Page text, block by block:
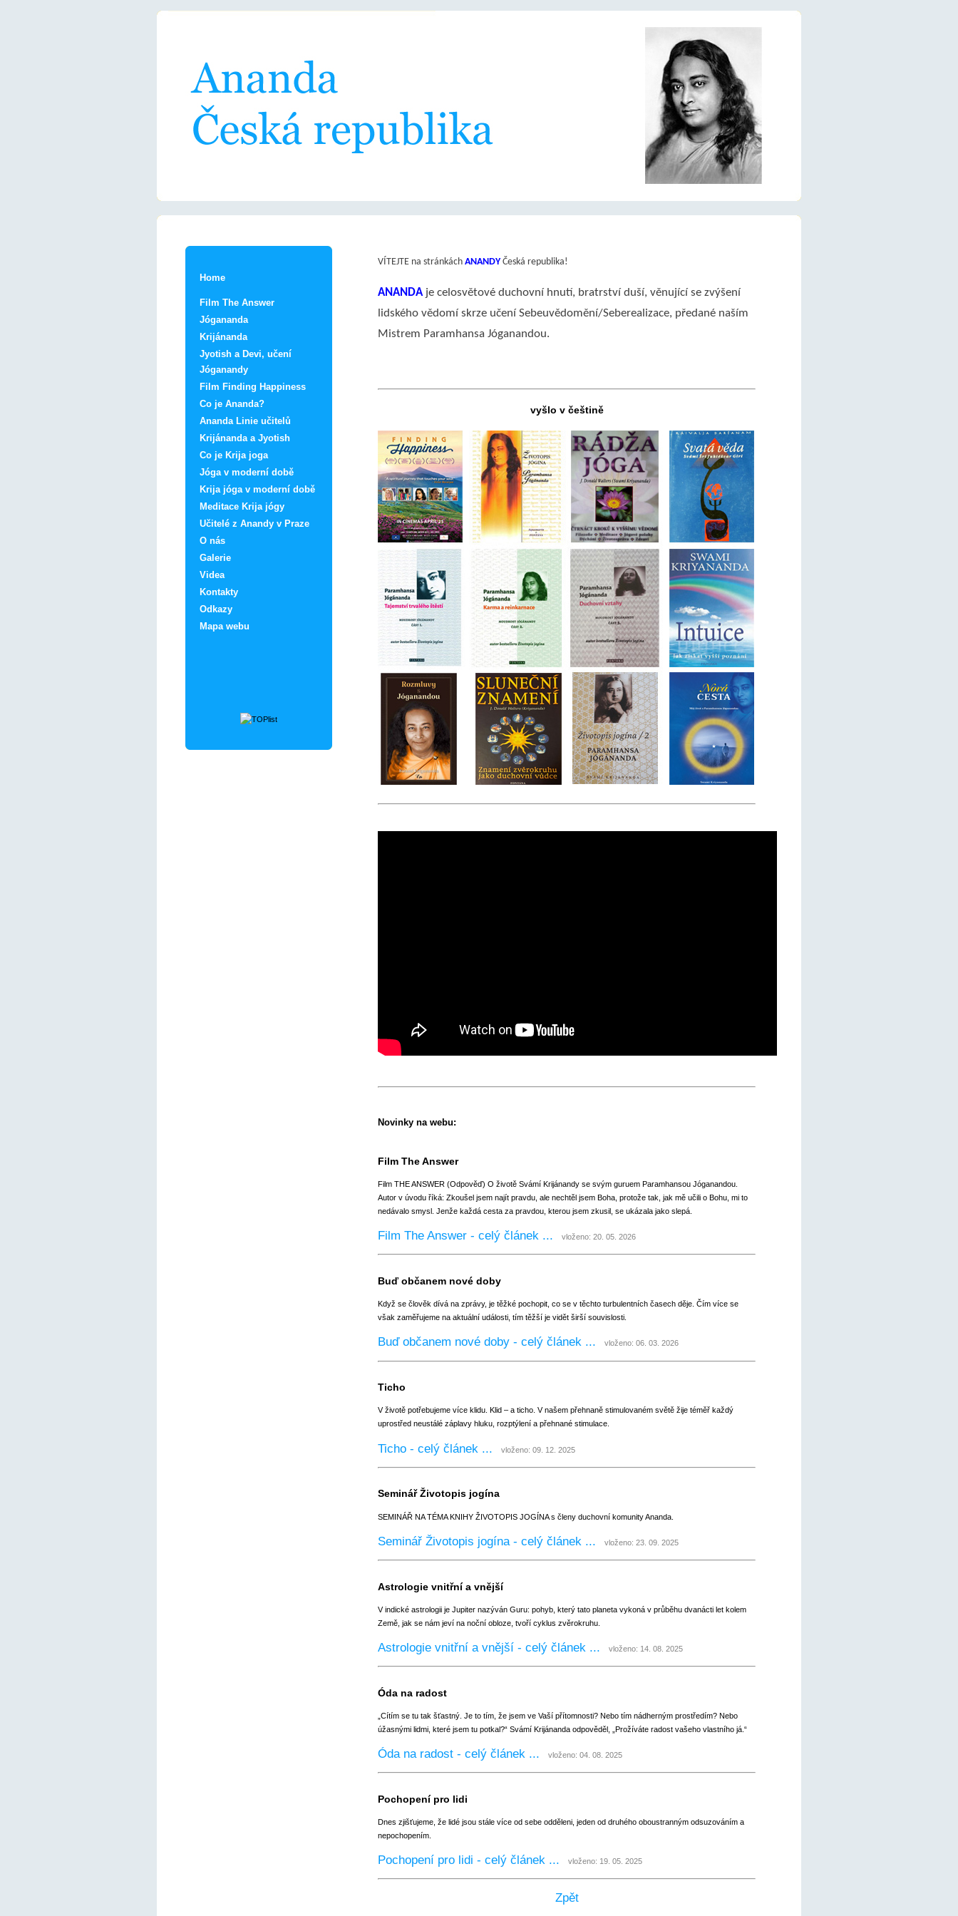
Home
Film The Answer
Jógananda
Krijánanda
Jyotish a Devi, učení
Jóganandy
Film Finding Happiness
Co je Ananda?
Ananda Linie učitelů
Krijánanda a Jyotish
Co je Krija joga
Jóga v moderní době
Krija jóga v moderní době
Meditace Krija jógy
Učitelé z Anandy v Praze
O nás
Galerie
Videa
Kontakty
Odkazy
Mapa webu
VÍTEJTE na stránkách ANANDYČeská republika!
ANANDAje celosvětové duchovní hnutí, bratrství duší, věnující se zvýšení
lidského vědomí skrze učení Sebeuvědomění/Seberealizace, předané naším
Mistrem Paramhansa Jóganandou.
vyšlo v češtině
Novinky na webu:
Film The Answer
Film THE ANSWER (Odpověď) O životě Svámí Krijánandy se svým guruem Paramhansou Jóganandou.
Autor v úvodu říká: Zkoušel jsem najít pravdu, ale nechtěl jsem Boha, protože tak, jak mě učili o Bohu, mi to
nedávalo smysl. Jenže každá cesta za pravdou, kterou jsem zkusil, se ukázala jako slepá.
Film The Answer - celý článek ... vloženo: 20. 05. 2026
Buď občanem nové doby
Když se člověk dívá na zprávy, je těžké pochopit, co se v těchto turbulentních časech děje. Čím více se
však zaměřujeme na aktuální události, tím těžší je vidět širší souvislosti.
Buď občanem nové doby - celý článek ... vloženo: 06. 03. 2026
Ticho
V životě potřebujeme více klidu. Klid – a ticho. V našem přehnaně stimulovaném světě žije téměř každý
uprostřed neustálé záplavy hluku, rozptýlení a přehnané stimulace.
Ticho - celý článek ... vloženo: 09. 12. 2025
Seminář Životopis jogína
SEMINÁŘ NA TÉMA KNIHY ŽIVOTOPIS JOGÍNA s členy duchovní komunity Ananda.
Seminář Životopis jogína - celý článek ... vloženo: 23. 09. 2025
Astrologie vnitřní a vnější
V indické astrologii je Jupiter nazýván Guru: pohyb, který tato planeta vykoná v průběhu dvanácti let kolem
Země, jak se nám jeví na noční obloze, tvoří cyklus zvěrokruhu.
Astrologie vnitřní a vnější - celý článek ... vloženo: 14. 08. 2025
Óda na radost
„Cítím se tu tak šťastný. Je to tím, že jsem ve Vaší přítomnosti? Nebo tím nádherným prostředím? Nebo
úžasnými lidmi, které jsem tu potkal?“ Svámí Krijánanda odpověděl, „Prožíváte radost vašeho vlastního já.“
Óda na radost - celý článek ... vloženo: 04. 08. 2025
Pochopení pro lidi
Dnes zjišťujeme, že lidé jsou stále více od sebe odděleni, jeden od druhého oboustranným odsuzováním a
nepochopením.
Pochopení pro lidi - celý článek ... vloženo: 19. 05. 2025
Zpět